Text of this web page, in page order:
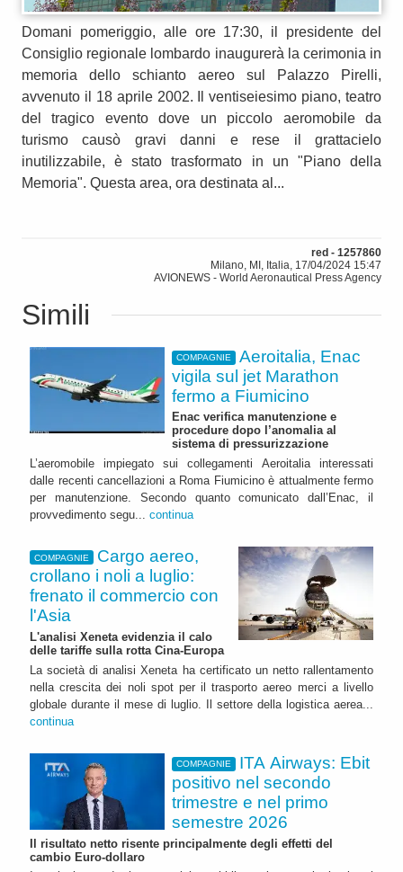
Domani pomeriggio, alle ore 17:30, il presidente del
Consiglio regionale lombardo inaugurerà la cerimonia in
memoria dello schianto aereo sul Palazzo Pirelli,
avvenuto il 18 aprile 2002. Il ventiseiesimo piano, teatro
del tragico evento dove un piccolo aeromobile da
turismo causò gravi danni e rese il grattacielo
inutilizzabile, è stato trasformato in un "Piano della
Memoria". Questa area, ora destinata al...
red - 1257860
Milano, MI, Italia, 17/04/2024 15:47
AVIONEWS - World Aeronautical Press Agency
Simili
COMPAGNIE
Aeroitalia, Enac
vigila sul jet Marathon
fermo a Fiumicino
Enac verifica manutenzione e
procedure dopo l’anomalia al
sistema di pressurizzazione
L’aeromobile impiegato sui collegamenti Aeroitalia interessati
dalle recenti cancellazioni a Roma Fiumicino è attualmente fermo
per manutenzione. Secondo quanto comunicato dall’Enac, il
provvedimento segu... continua
COMPAGNIE
Cargo aereo,
crollano i noli a luglio:
frenato il commercio con
l'Asia
L'analisi Xeneta evidenzia il calo
delle tariffe sulla rotta Cina-Europa
La società di analisi Xeneta ha certificato un netto rallentamento
nella crescita dei noli spot per il trasporto aereo merci a livello
globale durante il mese di luglio. Il settore della logistica aerea...
continua
COMPAGNIE
ITA Airways: Ebit
positivo nel secondo
trimestre e nel primo
semestre 2026
Il risultato netto risente principalmente degli effetti del
cambio Euro-dollaro